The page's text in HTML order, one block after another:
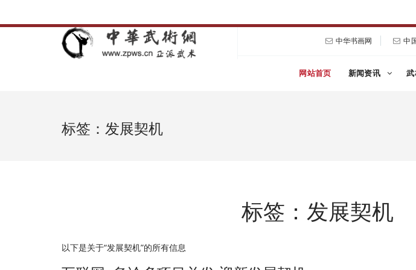
中华书画网 中
网站首页 新闻资讯 武
标签：发展契机
标签：发展契机
以下是关于“发展契机”的所有信息